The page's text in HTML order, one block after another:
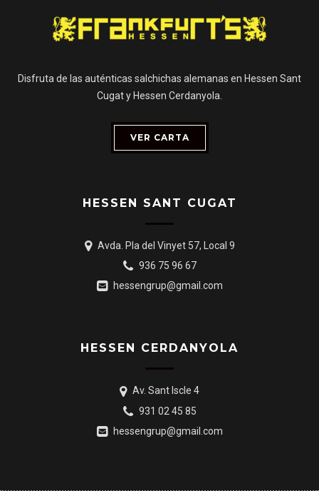
Disfruta de las auténticas salchichas alemanas en Hessen Sant
Cugat y Hessen Cerdanyola.
VER CARTA
HESSEN SANT CUGAT
Avda. Pla del Vinyet 57, Local 9
936 75 96 67
hessengrup@gmail.com
HESSEN CERDANYOLA
Av. Sant Iscle 4
931 02 45 85
hessengrup@gmail.com